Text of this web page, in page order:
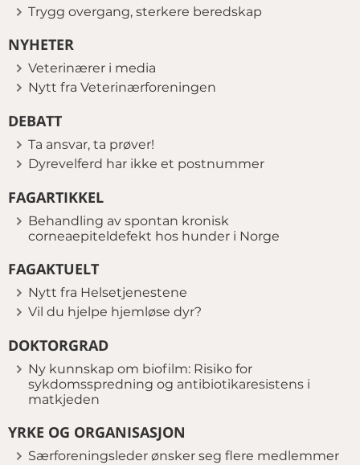
Trygg overgang, sterkere beredskap
NYHETER
Veterinærer i media
Nytt fra Veterinærforeningen
DEBATT
Ta ansvar, ta prøver!
Dyrevelferd har ikke et postnummer
FAGARTIKKEL
Behandling av spontan kronisk
corneaepiteldefekt hos hunder i Norge
FAGAKTUELT
Nytt fra Helsetjenestene
Vil du hjelpe hjemløse dyr?
DOKTORGRAD
Ny kunnskap om biofilm: Risiko for
sykdomsspredning og antibiotikaresistens i
matkjeden
YRKE OG ORGANISASJON
Særforeningsleder ønsker seg flere medlemmer